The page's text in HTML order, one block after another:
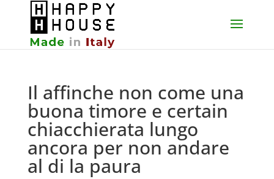
Il affinche non come una
buona timore e certain
chiacchierata lungo
ancora per non andare
al di la paura